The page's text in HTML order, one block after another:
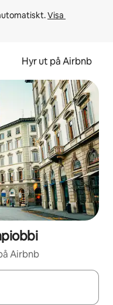
Visa
Hyr ut på Airbnb
Airbnb
navigera med upp- och